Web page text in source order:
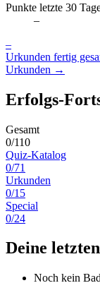
Punkte letzte 30
–
–
Urkunden fertig
Urkunden →
Erfolgs-
Gesamt
0/110
Quiz-Katalog
0/71
Urkunden
0/15
Special
0/24
Deine
Noch kein